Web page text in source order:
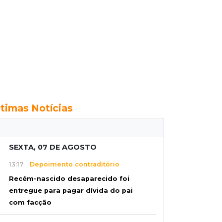
Notícias
SEXTA, 07 DE AGOSTO
13:17 Depoimento contraditório
Recém-nascido desaparecido foi
entregue para pagar dívida do pai
com facção